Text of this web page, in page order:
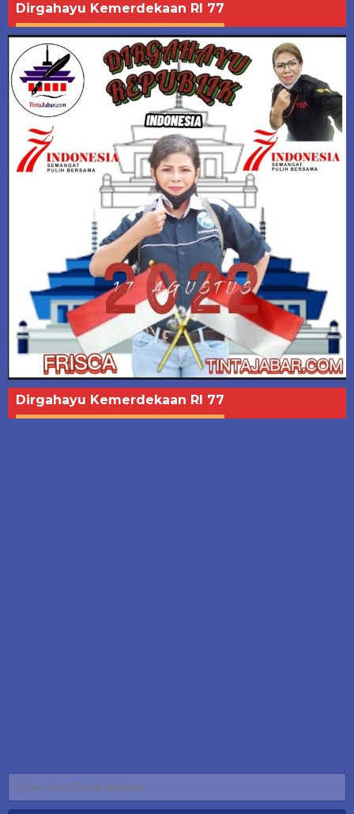
Dirgahayu Kemerdekaan RI 77
Dirgahayu Kemerdekaan RI 77